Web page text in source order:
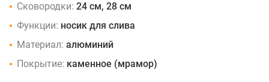
Сковородки: 24 см, 28 см
Функции: носик для слива
Материал: алюминий
Покрытие: каменное (мрамор)